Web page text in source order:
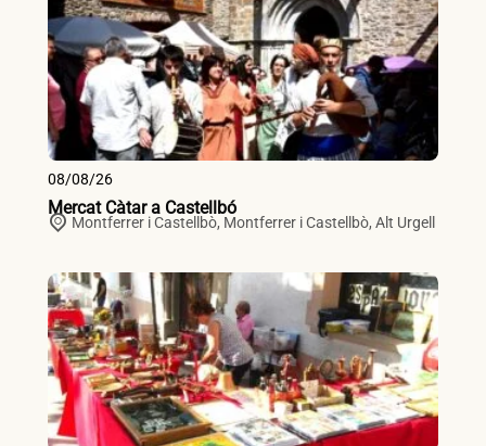
08/08/26
Mercat Càtar a Castellbó
Montferrer i Castellbò, Montferrer i Castellbò, Alt Urgell